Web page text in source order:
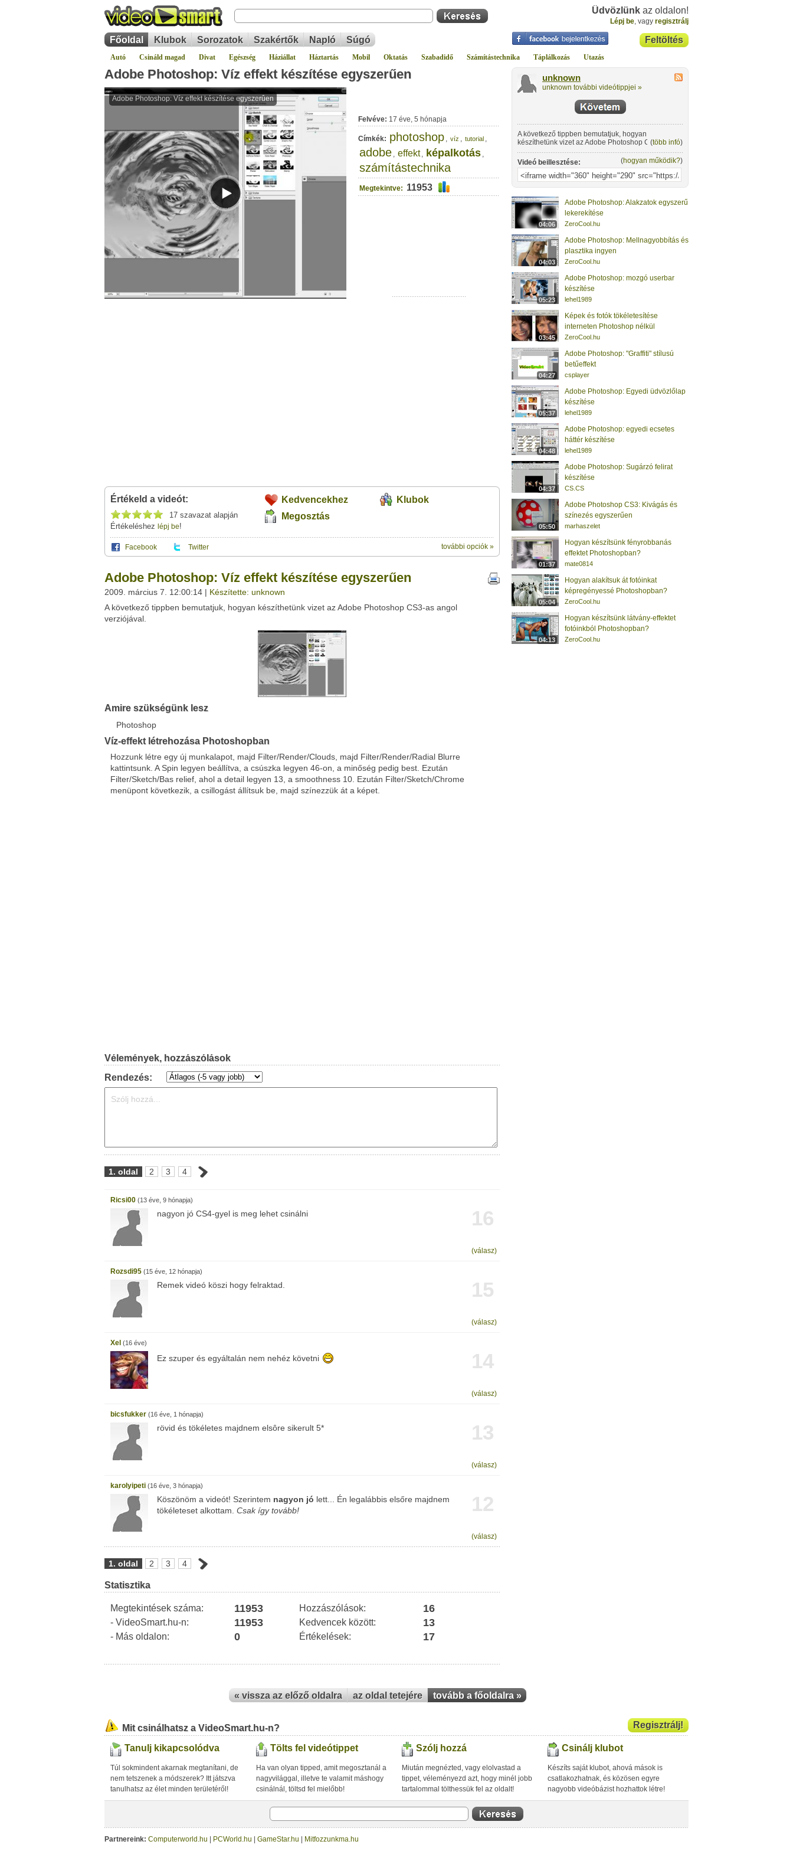
Üdvözlünk az oldalon!
Lépj be, vagy regisztrálj
Feltöltés
Főoldal Klubok Sorozatok Szakértők Napló Súgó
Autó Csináld magad Divat Egészség Háziállat Háztartás Mobil Oktatás Szabadidő Számítástechnika Táplálkozás Utazás
Adobe Photoshop: Víz effekt készítése egyszerűen
Felvéve: 17 éve, 5 hónapja
Címkék: photoshop , víz , tutorial ,
adobe , effekt , képalkotás ,
számítástechnika
Megtekintve: 11953
Értékeld a videót:
17 szavazat alapján
Értékeléshez lépj be!
Kedvencekhez
Klubok
Megosztás
Facebook Twitter további opciók »
saját leveleződet,vagyezt a felületet:
Neved:
E-mail címed:
Google
Del.icio.us
Ez a videó nem még nem tartozik egy klubhoz sem.
Ha van egy kis időd,nézz szét meglévő klubjaink között!
Adobe Photoshop: Víz effekt készítése egyszerűen
2009. március 7. 12:00:14 | Készítette: unknown
A következő tippben bemutatjuk, hogyan készíthetünk vizet az Adobe Photoshop CS3-as angol
verziójával.
Amire szükségünk lesz
Photoshop
Víz-effekt létrehozása Photoshopban
Hozzunk létre egy új munkalapot, majd Filter/Render/Clouds, majd Filter/Render/Radial Blurre
kattintsunk. A Spin legyen beállítva, a csúszka legyen 46-on, a minőség pedig best. Ezután
Filter/Sketch/Bas relief, ahol a detail legyen 13, a smoothness 10. Ezután Filter/Sketch/Chrome
menüpont következik, a csillogást állítsuk be, majd színezzük át a képet.
Vélemények, hozzászólások
Rendezés:
1. oldal 2 3 4
Ricsi00 (13 éve, 9 hónapja)
16
nagyon jó CS4-gyel is meg lehet csinálni
(válasz)
Rozsdi95 (15 éve, 12 hónapja)
15
Remek videó köszi hogy felraktad.
(válasz)
Xel (16 éve)
14
Ez szuper és egyáltalán nem nehéz követni
(válasz)
bicsfukker (16 éve, 1 hónapja)
13
rövid és tökéletes majdnem elsôre sikerult 5*
(válasz)
karolyipeti (16 éve, 3 hónapja)
12
Köszönöm a videót! Szerintem nagyon jó lett... Én legalábbis elsőre majdnem
tökéleteset alkottam. Csak így tovább!
(válasz)
1. oldal 2 3 4
Statisztika
Megtekintések száma: 11953 Hozzászólások: 16
- VideoSmart.hu-n: 11953 Kedvencek között: 13
- Más oldalon: 0 Értékelések: 17
unknown
unknown további videótippjei »
A következő tippben bemutatjuk, hogyan
készíthetünk vizet az Adobe Photoshop CS3-as
angol verziójával.
(több infó)
Videó beillesztése: (hogyan működik?)
04:06
Adobe Photoshop: Alakzatok egyszerű
lekerekítése
ZeroCool.hu
04:03
Adobe Photoshop: Mellnagyobbítás és
plasztika ingyen
ZeroCool.hu
05:23
Adobe Photoshop: mozgó userbar
készítése
lehel1989
03:45
Képek és fotók tökéletesítése
interneten Photoshop nélkül
ZeroCool.hu
04:27
Adobe Photoshop: "Graffiti" stílusú
betűeffekt
csplayer
05:37
Adobe Photoshop: Egyedi üdvözlőlap
készítése
lehel1989
04:48
Adobe Photoshop: egyedi ecsetes
háttér készítése
lehel1989
04:37
Adobe Photoshop: Sugárzó felirat
készítése
CS.CS
05:50
Adobe Photoshop CS3: Kivágás és
színezés egyszerűen
marhaszelet
01:37
Hogyan készítsünk fényrobbanás
effektet Photoshopban?
mate0814
05:04
Hogyan alakítsuk át fotóinkat
képregényessé Photoshopban?
ZeroCool.hu
04:13
Hogyan készítsünk látvány-effektet
fotóinkból Photoshopban?
ZeroCool.hu
« vissza az előző oldalra az oldal tetejére tovább a főoldalra »
Regisztrálj!
Mit csinálhatsz a VideoSmart.hu-n?
Tanulj kikapcsolódva
Túl sokmindent akarnak megtanítani, de
nem tetszenek a módszerek? Itt játszva
tanulhatsz az élet minden területéről!
Tölts fel videótippet
Ha van olyan tipped, amit megosztanál a
nagyvilággal, illetve te valamit máshogy
csinálnál, töltsd fel mielőbb!
Szólj hozzá
Miután megnézted, vagy elolvastad a
tippet, véleményezd azt, hogy minél jobb
tartalommal tölthessük fel az oldalt!
Csinálj klubot
Készíts saját klubot, ahová mások is
csatlakozhatnak, és közösen egyre
nagyobb videóbázist hozhattok létre!
Partnereink: Computerworld.hu PCWorld.hu GameStar.hu Mitfozzunkma.hu